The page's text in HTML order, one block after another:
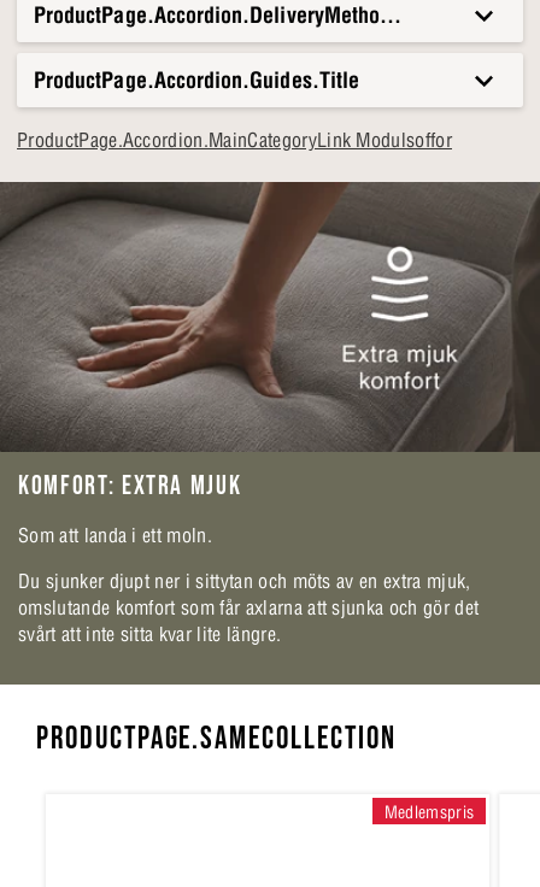
ProductPage.Accordion.DeliveryMethods.Title
ProductPage.Accordion.Guides.Title
ProductPage.Accordion.MainCategoryLink Modulsoffor
KOMFORT: EXTRA MJUK
Som att landa i ett moln.
Du sjunker djupt ner i sittytan och möts av en extra mjuk,
omslutande komfort som får axlarna att sjunka och gör det
svårt att inte sitta kvar lite längre.
PRODUCTPAGE.SAMECOLLECTION
Medlemspris